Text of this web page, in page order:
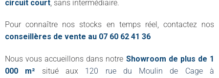
circuit court , sans intermédiaire.
Pour connaître nos stocks en temps réel, contactez nos
conseillères de vente au 07 60 62 41 36
Nous vous accueillons dans notre Showroom de plus de 1
000 m² situé aux 120 rue du Moulin de Cage à